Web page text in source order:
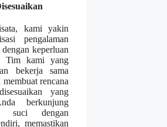
kami yakin
pengalaman
keperluan
Tim kami yang
bekerja sama
rencana
yang
berkunjung
suci dengan
memastikan